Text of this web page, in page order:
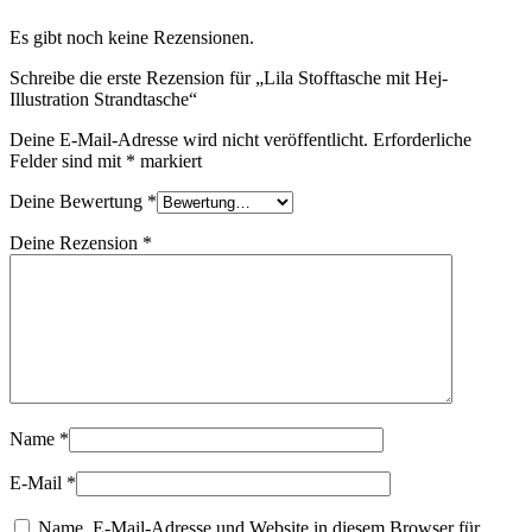
Es gibt noch keine Rezensionen.
Schreibe die erste Rezension für „Lila Stofftasche mit Hej-
Illustration Strandtasche“
Deine E-Mail-Adresse wird nicht veröffentlicht. Erforderliche
Felder sind mit * markiert
Deine Bewertung *
Deine Rezension *
Name *
E-Mail *
Name, E-Mail-Adresse und Website in diesem Browser für